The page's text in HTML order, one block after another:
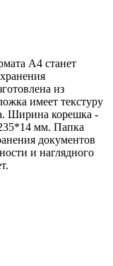
А4 станет
из
имеет текстуру
Ширина корешка -
мм. Папка
документов
и наглядного